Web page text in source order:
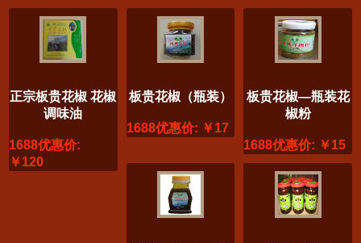
正宗板贵花椒 花椒
调味油
1688优惠价:
￥120
板贵花椒（瓶装）
1688优惠价: ￥17
板贵花椒—瓶装花
椒粉
1688优惠价: ￥15